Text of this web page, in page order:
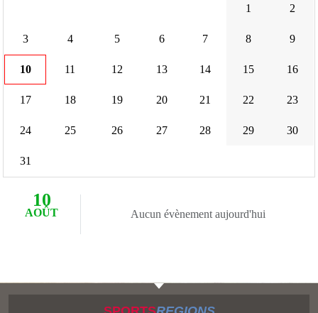
1 2
3 4 5 6 7 8 9
10 11 12 13 14 15 16
17 18 19 20 21 22 23
24 25 26 27 28 29 30
31
10
AOÛT Aucun évènement aujourd'hui